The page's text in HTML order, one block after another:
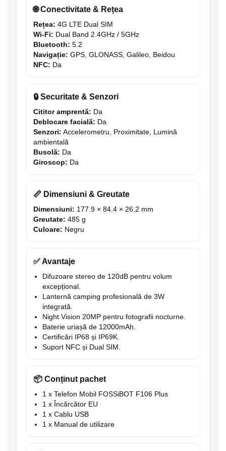
🌐 Conectivitate & Rețea
Rețea: 4G LTE Dual SIM
Wi-Fi: Dual Band 2.4GHz / 5GHz
Bluetooth: 5.2
Navigație: GPS, GLONASS, Galileo, Beidou
NFC: Da
🔒 Securitate & Senzori
Cititor amprentă: Da
Deblocare facială: Da
Senzori: Accelerometru, Proximitate, Lumină
ambientală
Busolă: Da
Giroscop: Da
📏 Dimensiuni & Greutate
Dimensiuni: 177.9 × 84.4 × 26.2 mm
Greutate: 485 g
Culoare: Negru
✅ Avantaje
Difuzoare stereo de 120dB pentru volum
excepțional.
Lanternă camping profesională de 3W
integrată.
Night Vision 20MP pentru fotografii nocturne.
Baterie uriașă de 12000mAh.
Certificări IP68 și IP69K.
Suport NFC și Dual SIM.
📦 Conținut pachet
1 x Telefon Mobil FOSSiBOT F106 Plus
1 x Încărcător EU
1 x Cablu USB
1 x Manual de utilizare